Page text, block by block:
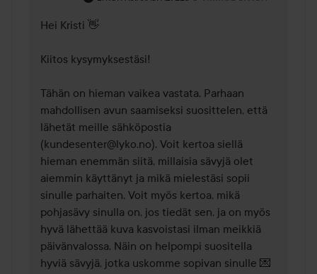
Hei Kristi 👋
Kiitos kysymyksestäsi!
Tähän on hieman vaikea vastata. Parhaan
mahdollisen avun saamiseksi suosittelen, että
lähetät meille sähköpostia
(kundesenter@lyko.no). Voit kertoa siellä
hieman enemmän siitä, millaisia sävyjä olet
aiemmin käyttänyt ja mikä mielestäsi sopii
sinulle parhaiten. Voit myös kertoa, mikä
pohjasävy sinulla on, jos tiedät sen, ja on myös
hyvä lähettää kuva kasvoistasi ilman meikkiä
päivänvalossa. Näin on helpompi suositella
hyviä sävyjä, jotka uskomme sopivan sinulle 💌